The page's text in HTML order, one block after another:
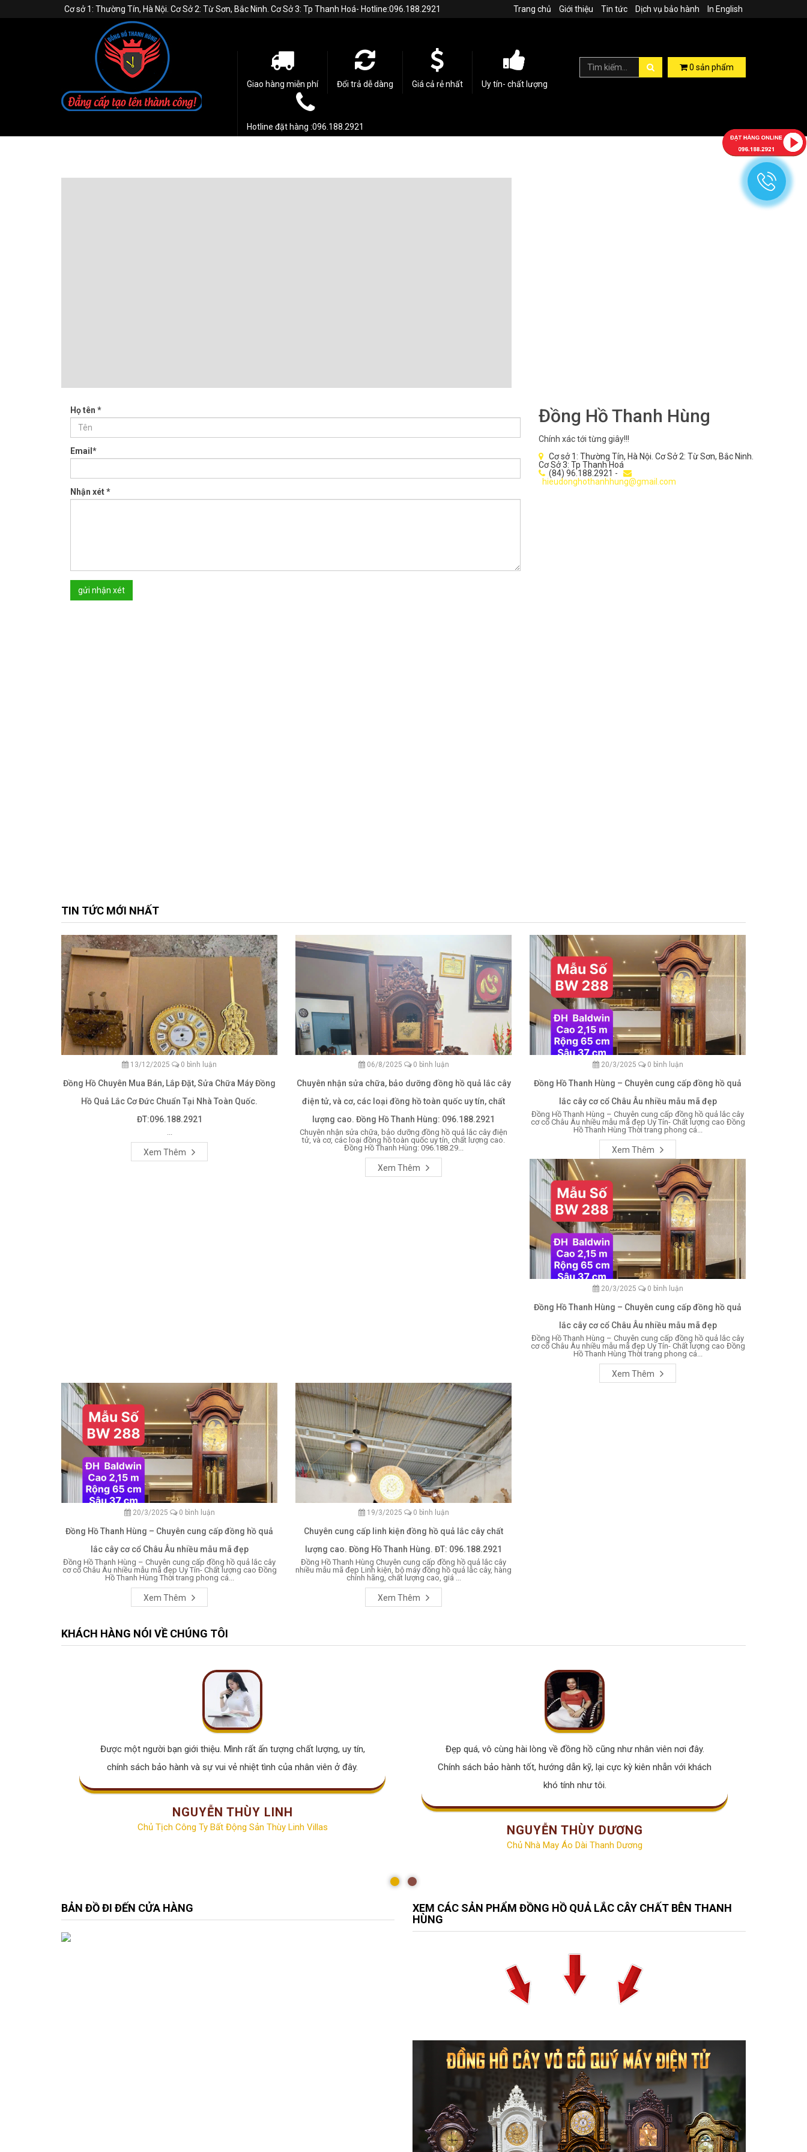
Trang chủ Giới thiệu Tin tức Dịch vụ bảo hành In English
Cơ sở 1: Thường Tín, Hà Nội. Cơ Sở 2: Từ Sơn, Bắc Ninh. Cơ Sở 3: Tp Thanh Hoá- Hotline:096.188.2921
Giao hàng miễn phí Đổi trả dễ dàng Giá cả rẻ nhất Uy tín- chất lượng
Hotline đặt hàng :096.188.2921
0 sản phẩm
Họ tên *
Email*
Nhận xét *
gửi nhận xét
Đồng Hồ Thanh Hùng
Chính xác tới từng giây!!!
Cơ sở 1: Thường Tín, Hà Nội. Cơ Sở 2: Từ Sơn, Bắc Ninh.
Cơ Sở 3: Tp Thanh Hoá
(84) 96.188.2921 -
hieudonghothanhhung@gmail.com
TIN TỨC MỚI NHẤT
13/12/2025 0 bình luận
Đồng Hồ Chuyên Mua Bán, Lắp Đặt, Sửa Chữa Máy Đồng
Hồ Quả Lắc Cơ Đức Chuẩn Tại Nhà Toàn Quốc.
ĐT:096.188.2921
...
Xem Thêm
06/8/2025 0 bình luận
Chuyên nhận sửa chữa, bảo dưỡng đồng hồ quả lắc cây
điện tử, và cơ, các loại đồng hồ toàn quốc uy tín, chất
lượng cao. Đồng Hồ Thanh Hùng: 096.188.2921
Chuyên nhận sửa chữa, bảo dưỡng đồng hồ quả lắc cây điện
tử, và cơ, các loại đồng hồ toàn quốc uy tín, chất lượng cao.
Đồng Hồ Thanh Hùng: 096.188.29...
Xem Thêm
20/3/2025 0 bình luận
Đồng Hồ Thanh Hùng – Chuyên cung cấp đồng hồ quả
lắc cây cơ cổ Châu Âu nhiều mẫu mã đẹp
Đồng Hồ Thanh Hùng – Chuyên cung cấp đồng hồ quả lắc cây
cơ cổ Châu Âu nhiều mẫu mã đẹp Uy Tín- Chất lượng cao Đồng
Hồ Thanh Hùng Thời trang phong cá...
Xem Thêm
20/3/2025 0 bình luận
Đồng Hồ Thanh Hùng – Chuyên cung cấp đồng hồ quả
lắc cây cơ cổ Châu Âu nhiều mẫu mã đẹp
Đồng Hồ Thanh Hùng – Chuyên cung cấp đồng hồ quả lắc cây
cơ cổ Châu Âu nhiều mẫu mã đẹp Uy Tín- Chất lượng cao Đồng
Hồ Thanh Hùng Thời trang phong cá...
Xem Thêm
20/3/2025 0 bình luận
Đồng Hồ Thanh Hùng – Chuyên cung cấp đồng hồ quả
lắc cây cơ cổ Châu Âu nhiều mẫu mã đẹp
Đồng Hồ Thanh Hùng – Chuyên cung cấp đồng hồ quả lắc cây
cơ cổ Châu Âu nhiều mẫu mã đẹp Uy Tín- Chất lượng cao Đồng
Hồ Thanh Hùng Thời trang phong cá...
Xem Thêm
19/3/2025 0 bình luận
Chuyên cung cấp linh kiện đồng hồ quả lắc cây chất
lượng cao. Đồng Hồ Thanh Hùng. ĐT: 096.188.2921
Đồng Hồ Thanh Hùng Chuyên cung cấp đồng hồ quả lắc cây
nhiều mẫu mã đẹp Linh kiện, bộ máy đồng hồ quả lắc cây, hàng
chính hãng, chất lượng cao, giá ...
Xem Thêm
KHÁCH HÀNG NÓI VỀ CHÚNG TÔI
Được một người bạn giới thiệu. Mình rất ấn tượng chất lượng, uy tín,
chính sách bảo hành và sự vui vẻ nhiệt tình của nhân viên ở đây.
NGUYỄN THÙY LINH
Chủ Tịch Công Ty Bất Động Sản Thùy Linh Villas
Đẹp quá, vô cùng hài lòng về đồng hồ cũng như nhân viên nơi đây.
Chính sách bảo hành tốt, hướng dẫn kỹ, lại cực kỳ kiên nhẫn với khách
khó tính như tôi.
NGUYỄN THÙY DƯƠNG
Chủ Nhà May Áo Dài Thanh Dương
BẢN ĐỒ ĐI ĐẾN CỬA HÀNG
XEM CÁC SẢN PHẨM ĐỒNG HỒ QUẢ LẮC CÂY CHẤT BÊN THANH
HÙNG